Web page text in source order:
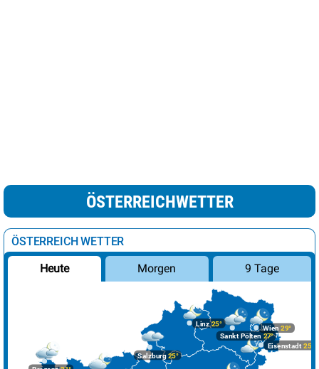
ÖSTERREICHWETTER
ÖSTERREICH WETTER
Heute Morgen 9 Tage
Linz25°
Salzburg25°
Wien 29°
Eisenstadt 25°
Sankt Pölten 27°